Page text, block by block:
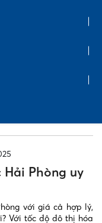
Phòng uy
với giá cả hợp lý,
Với tốc độ đô thị hóa